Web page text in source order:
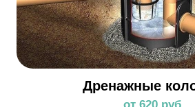
Дренажные